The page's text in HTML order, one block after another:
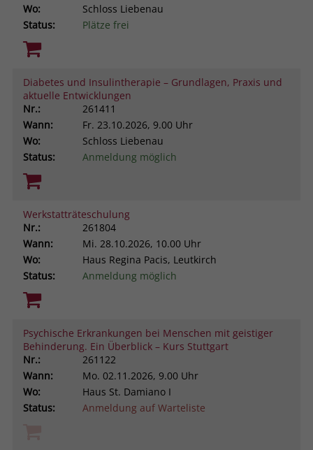
Wo:
Schloss Liebenau
Status:
Plätze frei
Diabetes und Insulintherapie – Grundlagen, Praxis und
aktuelle Entwicklungen
Nr.:
261411
Wann:
Fr. 23.10.2026, 9.00 Uhr
Wo:
Schloss Liebenau
Status:
Anmeldung möglich
Werkstatträteschulung
Nr.:
261804
Wann:
Mi. 28.10.2026, 10.00 Uhr
Wo:
Haus Regina Pacis, Leutkirch
Status:
Anmeldung möglich
Psychische Erkrankungen bei Menschen mit geistiger
Behinderung. Ein Überblick – Kurs Stuttgart
Nr.:
261122
Wann:
Mo. 02.11.2026, 9.00 Uhr
Wo:
Haus St. Damiano I
Status:
Anmeldung auf Warteliste